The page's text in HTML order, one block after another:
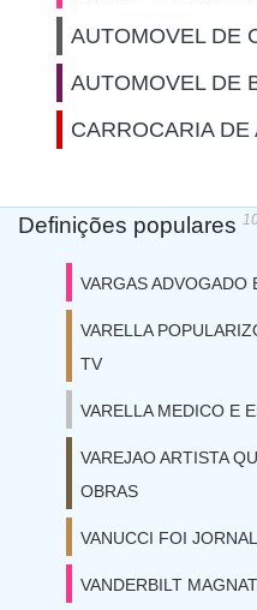
AUTOMOVEL DE
AUTOMOVEL DE
CARROCARIA
Definições populares
VARGAS ADVOGADO
VARELLA
TV
VARELLA MEDICO E
VAREJAO ARTISTA
OBRAS
VANUCCI FOI
VANDERBILT